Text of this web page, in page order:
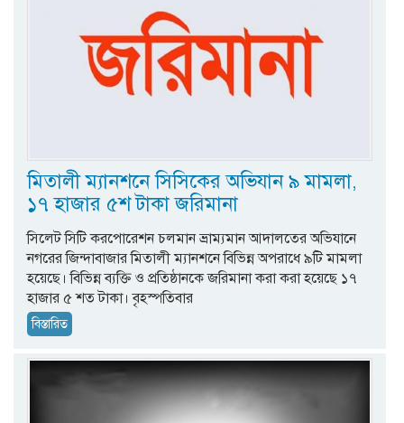
মিতালী ম্যানশনে সিসিকের অভিযান ৯ মামলা,
১৭ হাজার ৫শ টাকা জরিমানা
সিলেট সিটি করপোরেশন চলমান ভ্রাম্যমান আদালতের অভিযানে
নগরের জিন্দাবাজার মিতালী ম্যানশনে বিভিন্ন অপরাধে ৯টি মামলা
হয়েছে। বিভিন্ন ব্যক্তি ও প্রতিষ্ঠানকে জরিমানা করা করা হয়েছে ১৭
হাজার ৫ শত টাকা। বৃহস্পতিবার
বিস্তারিত